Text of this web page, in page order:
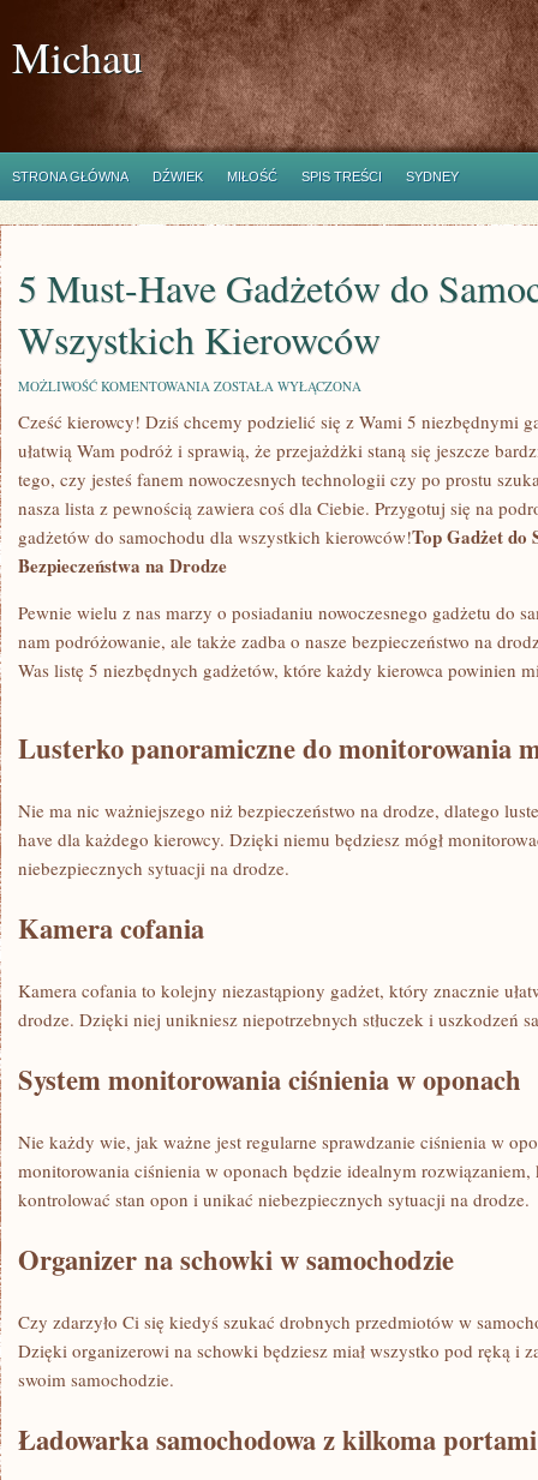
Michau
STRONA GŁÓWNA DŹWIEK MIŁOŚĆ SPIS TREŚCI SYDNEY
5 Must-Have Gadżetów do
Wszystkich Kierowców
MOŻLIWOŚĆ KOMENTOWANIA 5
HAVE
GADŻETÓW
DO
SAMOCHODÓW
WSZYSTKICH
KIEROWCÓW
ZOSTAŁA WYŁĄCZONA
Cześć kierowcy! Dziś chcemy podzielić się z Wami 5 niezbędnymi
ułatwią Wam ‌podróż‍ i sprawią, że przejażdżki staną się jeszcze
tego, czy jesteś fanem ⁢nowoczesnych technologii czy po prostu
nasza lista‍ z pewnością zawiera coś dla Ciebie. Przygotuj się na
gadżetów do samochodu dla​ wszystkich kierowców!Top Gadżet do
Bezpieczeństwa ​na Drodze
Pewnie wielu z nas marzy o posiadaniu nowoczesnego gadżetu do
nam podróżowanie, ale‌ także zadba‌ o nasze bezpieczeństwo na⁢
Was listę 5 ‍niezbędnych gadżetów, które każdy kierowca powinien
Lusterko panoramiczne do monitorowania⁢
Nie ma nic ważniejszego ⁤niż bezpieczeństwo na drodze, dlatego
have dla każdego kierowcy. Dzięki niemu będziesz mógł
niebezpiecznych sytuacji⁤ na drodze.
Kamera cofania
Kamera cofania to kolejny niezastąpiony gadżet, który znacznie
drodze. Dzięki niej unikniesz ⁤niepotrzebnych stłuczek i uszkodzeń
System monitorowania ciśnienia w ⁤oponach
Nie każdy wie, jak ważne jest regularne sprawdzanie‌ ciśnienia w
monitorowania ciśnienia w oponach będzie idealnym
kontrolować stan opon i unikać niebezpiecznych sytuacji na drodze.
Organizer na schowki ​w samochodzie
Czy zdarzyło Ci się⁤ kiedyś szukać ⁢drobnych przedmiotów w​
Dzięki organizerowi na ‌schowki będziesz miał⁤ wszystko pod ręką i
swoim samochodzie.
Ładowarka ⁢samochodowa z kilkoma